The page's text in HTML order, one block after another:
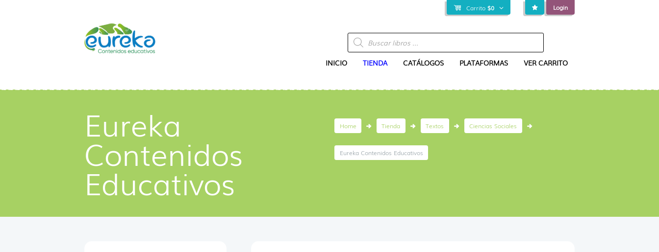
Carrito $0 Login
Búsqueda
de
productos
INICIO TIENDA CATÁLOGOS PLATAFORMAS VER CARRITO
Home Tienda Textos Ciencias Sociales
Eureka Contenidos Educativos
Eureka
Contenidos
Educativos